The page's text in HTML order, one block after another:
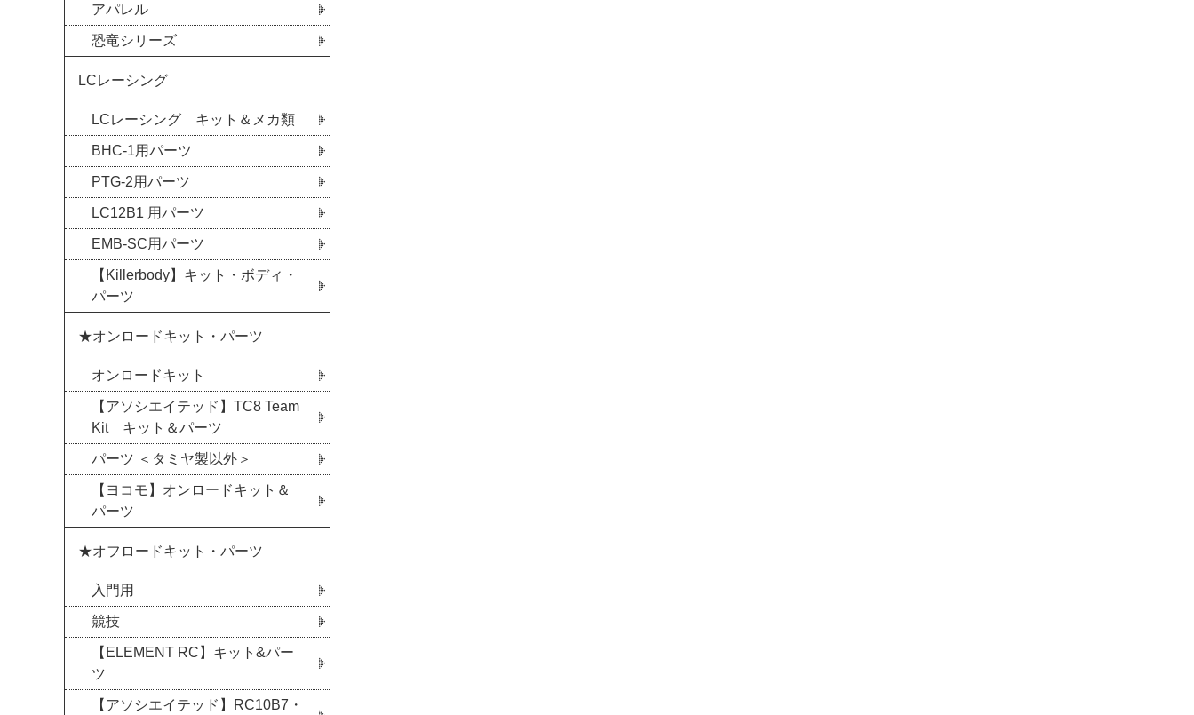
アパレル
恐竜シリーズ
LCレーシング
LCレーシング キット＆メカ類
BHC-1用パーツ
PTG-2用パーツ
LC12B1 用パーツ
EMB-SC用パーツ
【Killerbody】キット・ボディ・
パーツ
★オンロードキット・パーツ
オンロードキット
【アソシエイテッド】TC8 Team
Kit キット＆パーツ
パーツ ＜タミヤ製以外＞
【ヨコモ】オンロードキット＆
パーツ
★オフロードキット・パーツ
入門用
競技
【ELEMENT RC】キット&パー
ツ
【アソシエイテッド】RC10B7・